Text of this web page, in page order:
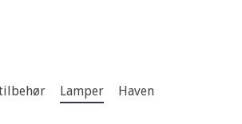
Lamper
Haven